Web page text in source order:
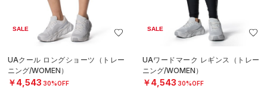
SALE
UAクール ロングショーツ（トレー
ニング/WOMEN）
￥4,543 30%OFF
SALE
UAワードマーク レギンス（トレー
ニング/WOMEN）
￥4,543 30%OFF